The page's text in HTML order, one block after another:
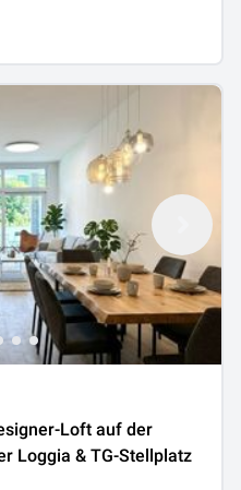
Loft auf der
Loggia & TG-Stellplatz